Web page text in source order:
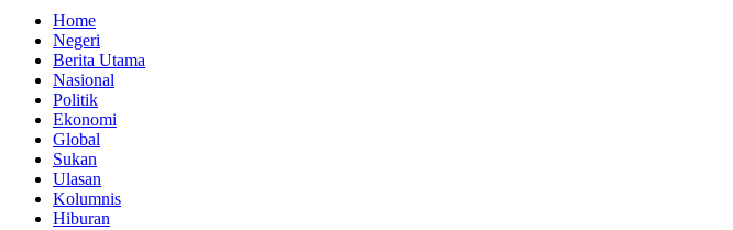
Home
Negeri
Berita Utama
Nasional
Politik
Ekonomi
Global
Sukan
Ulasan
Kolumnis
Hiburan